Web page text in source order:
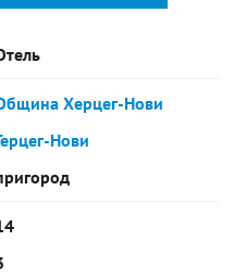
Херцег-Нови
Нови